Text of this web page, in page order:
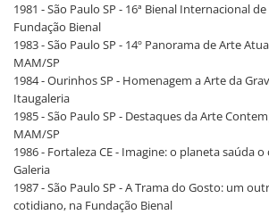
1981 - São Paulo SP - 16ª Bienal Internacional
Fundação Bienal
1983 - São Paulo SP - 14º Panorama de Arte
MAM/SP
1984 - Ourinhos SP - Homenagem a Arte da
Itaugaleria
1985 - São Paulo SP - Destaques da Arte
MAM/SP
1986 - Fortaleza CE - Imagine: o planeta saúda
Galeria
1987 - São Paulo SP - A Trama do Gosto: um
cotidiano, na Fundação Bienal